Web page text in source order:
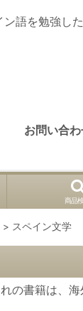
ン語を勉強し
お問い合わ
商品
> スペイン文学
の書籍は、